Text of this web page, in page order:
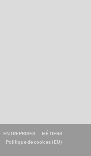
ENTREPRISES
MÉTIERS
Politique de cookies (EU)